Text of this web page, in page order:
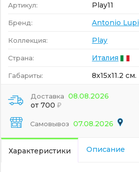
Артикул: Play11
Бренд: Antonio Lupi
Коллекция: Play
Страна: Италия
Габариты: 8x15x11.2 см.
Доставка 08.08.2026
от 700
Самовывоз 07.08.2026
Характеристики Описание